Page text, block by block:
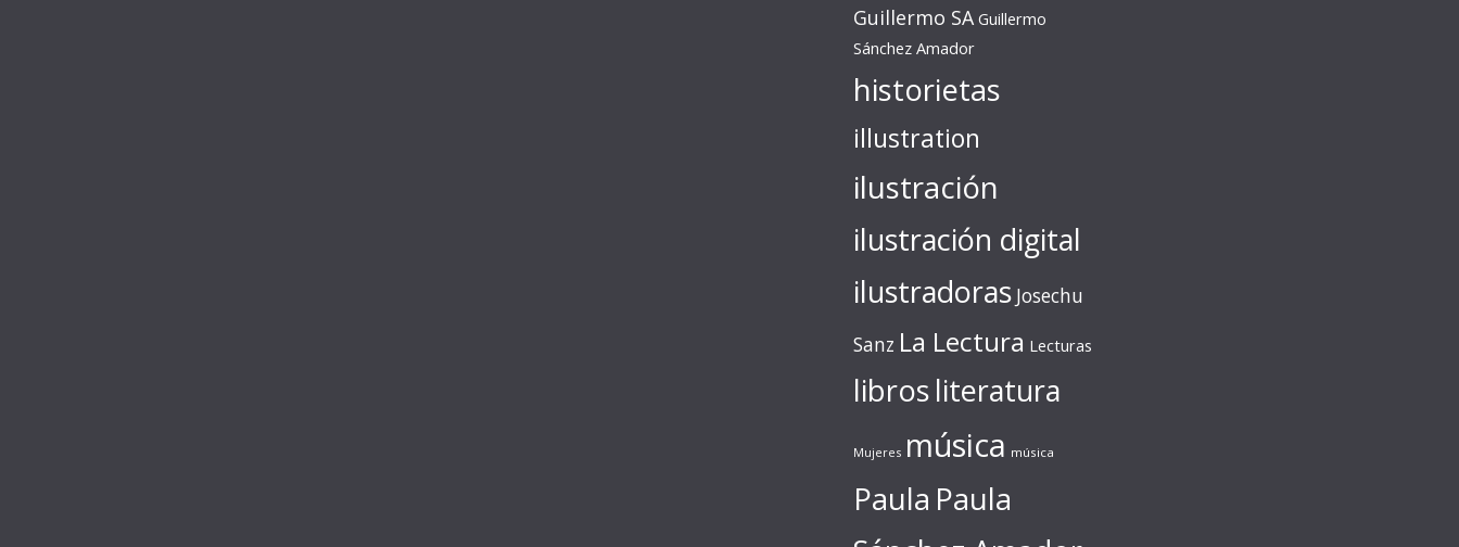
Guillermo SA Guillermo
Sánchez Amador
historietas
illustration
ilustración
ilustración digital
ilustradoras Josechu
Sanz La Lectura Lecturas
librosliteratura
Mujeres música música
Paula Paula